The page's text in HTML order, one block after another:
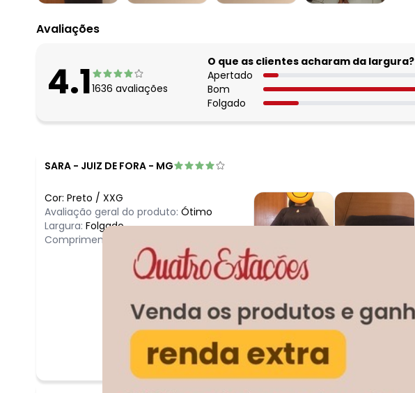
Avaliações
4.11636 avaliações
O que as clientes acharam da largura?
Apertado
Bom
Folgado
SARA - JUIZ DE FORA - MG
Cor: Preto / XXG
Avaliação geral do produto: Ótimo
Largura: Folgado
Comprimento: